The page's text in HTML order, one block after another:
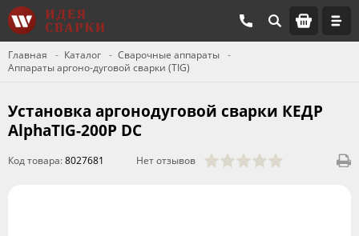
Главная Каталог
Сварочные аппараты
Аппараты аргоно-дуговой сварки (TIG)
Установка аргонодуговой сварки КЕДР
AlphaTIG-200P DC
Код товара:8027681 Нет отзывов